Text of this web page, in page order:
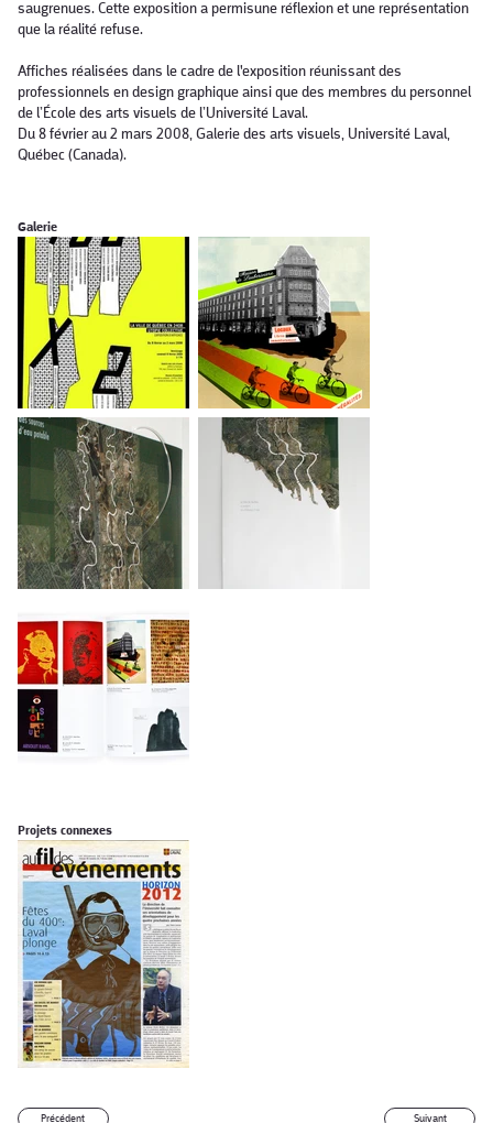
saugrenues. Cette exposition a permisune réflexion et une représentation
que la réalité refuse.
Affiches réalisées dans le cadre de l'exposition réunissant des
professionnels en design graphique ainsi que des membres du personnel
de l’École des arts visuels de l’Université Laval.
Du 8 février au 2 mars 2008, Galerie des arts visuels, Université Laval,
Québec (Canada).
Galerie
Projets connexes
Précédent Suivant